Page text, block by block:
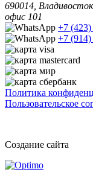
690014,
офис 101
+7
+7
Политика
Пользовательское
Создание сайта